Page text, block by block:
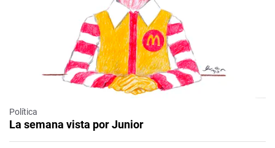
Política
La semana vista por Junior